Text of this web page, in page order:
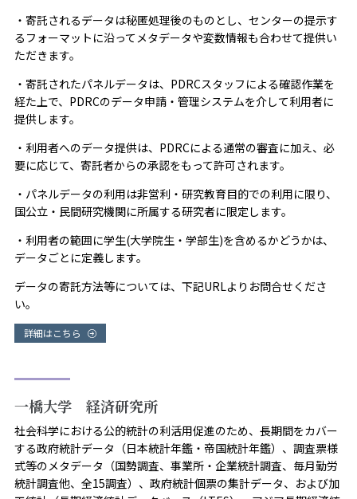
・寄託されるデータは秘匿処理後のものとし、センターの提示す
るフォーマットに沿ってメタデータや変数情報も合わせて提供い
ただきます。
・寄託されたパネルデータは、PDRCスタッフによる確認作業を
経た上で、PDRCのデータ申請・管理システムを介して利用者に
提供します。
・利用者へのデータ提供は、PDRCによる通常の審査に加え、必
要に応じて、寄託者からの承認をもって許可されます。
・パネルデータの利用は非営利・研究教育目的での利用に限り、
国公立・民間研究機関に所属する研究者に限定します。
・利用者の範囲に学生(大学院生・学部生)を含めるかどうかは、
データごとに定義します。
データの寄託方法等については、下記URLよりお問合せくださ
い。
詳細はこちら
一橋大学 経済研究所
社会科学における公的統計の利活用促進のため、長期間をカバー
する政府統計データ（日本統計年鑑・帝国統計年鑑）、調査票様
式等のメタデータ（国勢調査、事業所・企業統計調査、毎月勤労
統計調査他、全15調査）、政府統計個票の集計データ、および加